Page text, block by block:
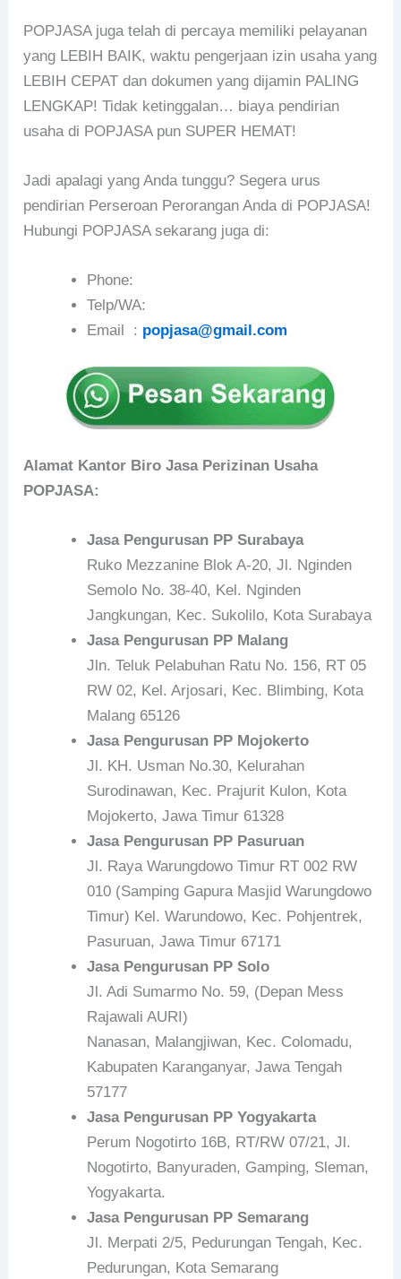
POPJASA juga telah di percaya memiliki pelayanan
yang LEBIH BAIK, waktu pengerjaan izin usaha yang
LEBIH CEPAT dan dokumen yang dijamin PALING
LENGKAP! Tidak ketinggalan… biaya pendirian
usaha di POPJASA pun SUPER HEMAT!
Jadi apalagi yang Anda tunggu? Segera urus
pendirian Perseroan Perorangan Anda di POPJASA!
Hubungi POPJASA sekarang juga di:
Phone:
Telp/WA:
Email : popjasa@gmail.com
Alamat Kantor Biro Jasa Perizinan Usaha
POPJASA:
Jasa Pengurusan PP Surabaya
Ruko Mezzanine Blok A-20, Jl. Nginden
Semolo No. 38-40, Kel. Nginden
Jangkungan, Kec. Sukolilo, Kota Surabaya
Jasa Pengurusan PP Malang
Jln. Teluk Pelabuhan Ratu No. 156, RT 05
RW 02, Kel. Arjosari, Kec. Blimbing, Kota
Malang 65126
Jasa Pengurusan PP Mojokerto
Jl. KH. Usman No.30, Kelurahan
Surodinawan, Kec. Prajurit Kulon, Kota
Mojokerto, Jawa Timur 61328
Jasa Pengurusan PP Pasuruan
Jl. Raya Warungdowo Timur RT 002 RW
010 (Samping Gapura Masjid Warungdowo
Timur) Kel. Warundowo, Kec. Pohjentrek,
Pasuruan, Jawa Timur 67171
Jasa Pengurusan PP Solo
Jl. Adi Sumarmo No. 59, (Depan Mess
Rajawali AURI)
Nanasan, Malangjiwan, Kec. Colomadu,
Kabupaten Karanganyar, Jawa Tengah
57177
Jasa Pengurusan PP Yogyakarta
Perum Nogotirto 16B, RT/RW 07/21, Jl.
Nogotirto, Banyuraden, Gamping, Sleman,
Yogyakarta.
Jasa Pengurusan PP Semarang
Jl. Merpati 2/5, Pedurungan Tengah, Kec.
Pedurungan, Kota Semarang